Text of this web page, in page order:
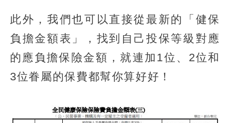
此外，我們也可以直接從最新的「健保
負擔金額表」，找到自己投保等級對應
的應負擔保險金額，就連加1位、2位和
3位眷屬的保費都幫你算好好！